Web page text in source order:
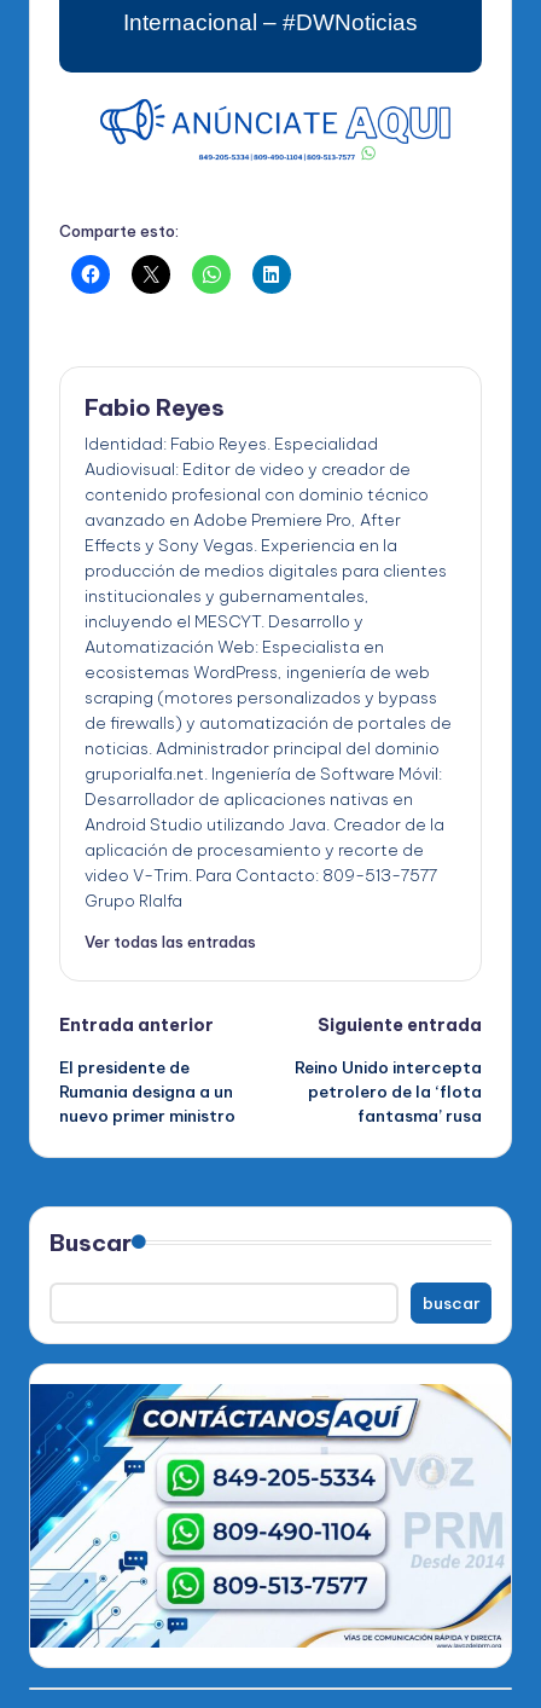
Internacional – #DWNoticias
Comparte esto:
Fabio Reyes
Identidad: Fabio Reyes. Especialidad
Audiovisual: Editor de video y creador de
contenido profesional con dominio técnico
avanzado en Adobe Premiere Pro, After
Effects y Sony Vegas. Experiencia en la
producción de medios digitales para clientes
institucionales y gubernamentales,
incluyendo el MESCYT. Desarrollo y
Automatización Web: Especialista en
ecosistemas WordPress, ingeniería de web
scraping (motores personalizados y bypass
de firewalls) y automatización de portales de
noticias. Administrador principal del dominio
gruporialfa.net. Ingeniería de Software Móvil:
Desarrollador de aplicaciones nativas en
Android Studio utilizando Java. Creador de la
aplicación de procesamiento y recorte de
video V-Trim. Para Contacto: 809-513-7577
Grupo RIalfa
Ver todas las entradas
Navegación
de
entradas
Entrada anterior
El presidente de
Rumania designa a un
nuevo primer ministro
Siguiente entrada
Reino Unido intercepta
petrolero de la ‘flota
fantasma’ rusa
Buscar
buscar